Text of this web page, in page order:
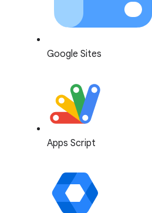
Google Sites
Apps Script